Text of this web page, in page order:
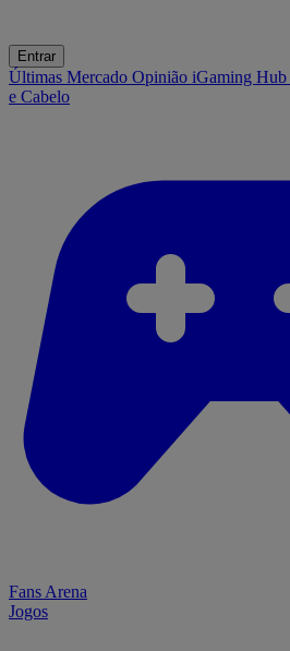
Entrar
Últimas Mercado Opinião iGaming Hub
e Cabelo
Fans Arena
Jogos